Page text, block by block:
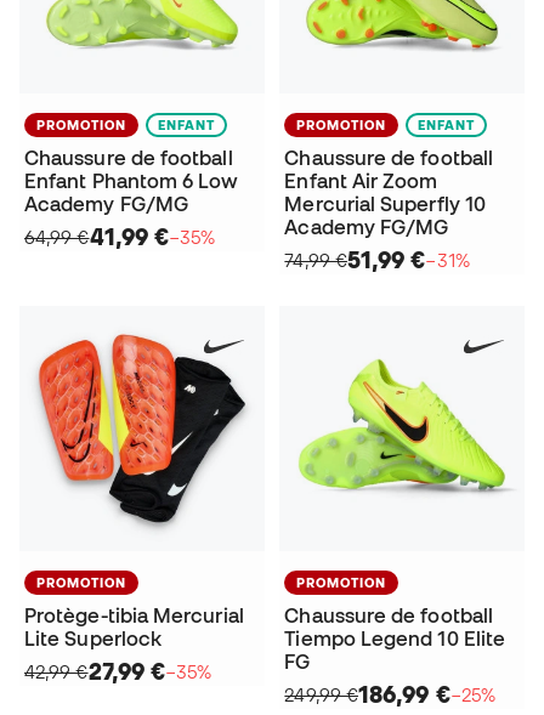
PROMOTION ENFANT
Chaussure de football
Enfant Phantom 6 Low
Academy FG/MG
64,99 €41,99 €−35%
PROMOTION ENFANT
Chaussure de football
Enfant Air Zoom
Mercurial Superfly 10
Academy FG/MG
74,99 €51,99 €−31%
PROMOTION
Protège-tibia Mercurial
Lite Superlock
42,99 €27,99 €−35%
PROMOTION
Chaussure de football
Tiempo Legend 10 Elite
FG
249,99 €186,99 €−25%